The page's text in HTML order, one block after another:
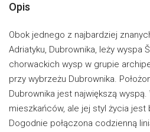
Opis
Obok jednego z najbardziej
Adriatyku, Dubrownika, leży wyspa
chorwackich wysp w grupie
przy wybrzeżu Dubrownika.
Dubrownika jest największą wyspą.
mieszkańców, ale jej styl życia jest
Dogodnie połączona codzienną